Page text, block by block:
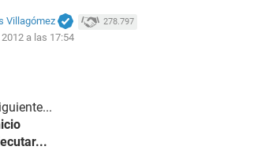
Villagómez 278.797
a las 17:54